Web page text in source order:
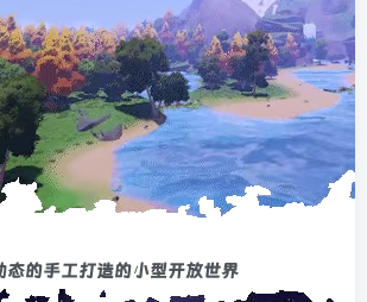
态的手工打造的小型开放世界